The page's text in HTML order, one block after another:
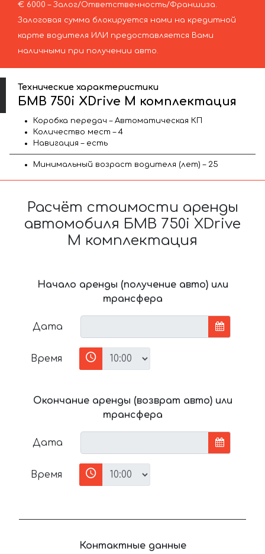
€ 6000 – Залог/Ответственность/Франшиза.
Залоговая сумма блокируется нами на кредитной
карте водителя ИЛИ предоставляется Вами
наличными при получении авто.
Технические характеристики
БМВ 750i XDrive M комплектация
Коробка передач – Автоматическая КП
Количество мест – 4
Навигация – есть
Минимальный возраст водителя (лет) – 25
Расчёт стоимости аренды
автомобиля БМВ 750i XDrive
M комплектация
Начало аренды (получение авто) или
трансфера
Дата
Время
Окончание аренды (возврат авто) или
трансфера
Дата
Время
Контактные данные